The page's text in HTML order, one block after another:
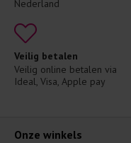
Nederland
Veilig betalen
Veilig online betalen via
Ideal, Visa, Apple pay
Onze winkels